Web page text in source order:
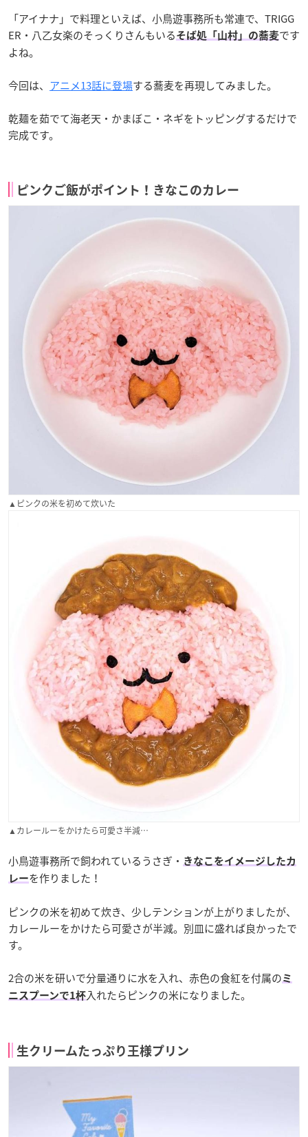
「アイナナ」で料理といえば、小鳥遊事務所も常連で、TRIGG
ER・八乙女楽のそっくりさんもいる そば処「山村」の蕎麦です
よね。
今回は、 アニメ13話に登場する蕎麦を再現してみました。
乾麺を茹でて海老天・かまぼこ・ネギをトッピングするだけで
完成です。
ピンクご飯がポイント！きなこのカレー
▲ピンクの米を初めて炊いた
▲カレールーをかけたら可愛さ半減…
小鳥遊事務所で飼われているうさぎ・ きなこをイメージしたカ
レーを作りました！
ピンクの米を初めて炊き、少しテンションが上がりましたが、
カレールーをかけたら可愛さが半減。別皿に盛れば良かったで
す。
2合の米を研いで分量通りに水を入れ、赤色の食紅を付属の ミ
ニスプーンで1杯入れたらピンクの米になりました。
生クリームたっぷり王様プリン